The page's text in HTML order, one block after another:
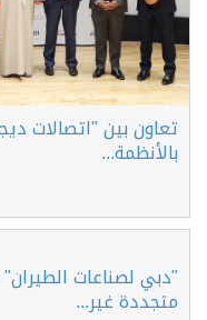
تعاون بين "اتصالات
بالأنظمة...
"دبي لصناعات
متجددة غير...